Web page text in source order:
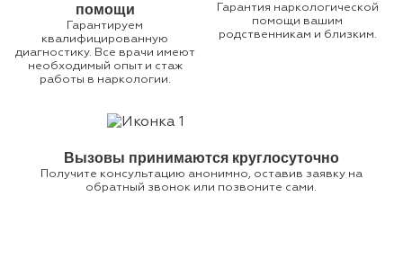
помощи
Гарантируем
квалифицированную
диагностику. Все врачи имеют
необходимый опыт и стаж
работы в наркологии.
Гарантия наркологической
помощи вашим
родственникам и близким.
Вызовы принимаются круглосуточно
Получите консультацию анонимно, оставив заявку на
обратный звонок или позвоните сами.